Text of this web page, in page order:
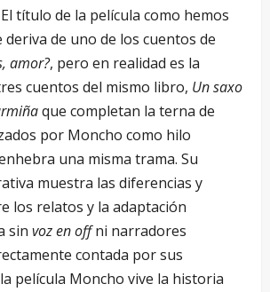
título de la película como hemos
deriva de uno de los cuentos de
amor?, pero en realidad es la
cuentos del mismo libro, Un saxo
que completan la terna de
por Moncho como hilo
una misma trama. Su
muestra las diferencias y
los relatos y la adaptación
sin voz en offni narradores
contada por sus
película Moncho vive la historia